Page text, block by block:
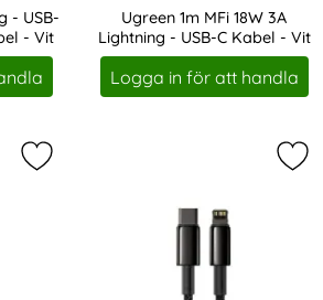
- USB-
- Vit
Ugreen 1m MFi 18W 3A
Lightning - USB-C Kabel - Vit
Art. nr 11640
Logga in för att handla
Markera baseus 1m 18W PD